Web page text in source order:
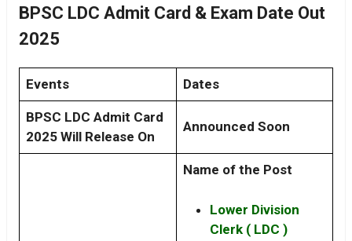
BPSC LDC Admit Card & Exam Date Out
2025
Events Dates
BPSC LDC Admit Card
2025 Will Release On
Announced Soon
Name of the Post
Lower Division
Clerk ( LDC )